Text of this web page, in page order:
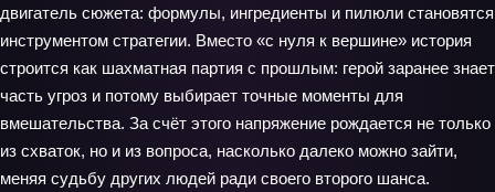
двигатель сюжета: формулы, ингредиенты и пилюли становятся
инструментом стратегии. Вместо «с нуля к вершине» история
строится как шахматная партия с прошлым: герой заранее знает
часть угроз и потому выбирает точные моменты для
вмешательства. За счёт этого напряжение рождается не только
из схваток, но и из вопроса, насколько далеко можно зайти,
меняя судьбу других людей ради своего второго шанса.